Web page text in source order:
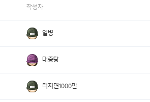
작성자
일병
대중탕
터지면1000만